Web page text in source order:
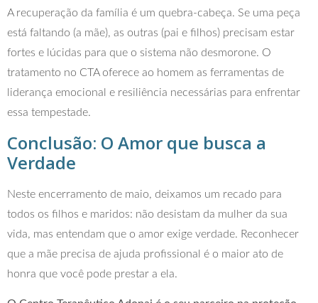
A recuperação da família é um quebra-cabeça. Se uma peça
está faltando (a mãe), as outras (pai e filhos) precisam estar
fortes e lúcidas para que o sistema não desmorone. O
tratamento no CTA oferece ao homem as ferramentas de
liderança emocional e resiliência necessárias para enfrentar
essa tempestade.
Conclusão: O Amor que busca a
Verdade
Neste encerramento de maio, deixamos um recado para
todos os filhos e maridos: não desistam da mulher da sua
vida, mas entendam que o amor exige verdade. Reconhecer
que a mãe precisa de ajuda profissional é o maior ato de
honra que você pode prestar a ela.